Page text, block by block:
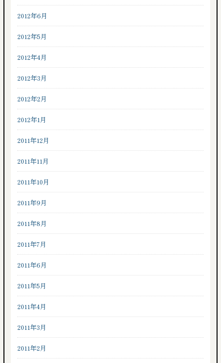
2012年6月
2012年5月
2012年4月
2012年3月
2012年2月
2012年1月
2011年12月
2011年11月
2011年10月
2011年9月
2011年8月
2011年7月
2011年6月
2011年5月
2011年4月
2011年3月
2011年2月